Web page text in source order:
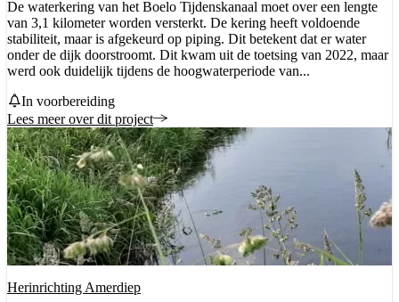
De waterkering van het Boelo Tijdenskanaal moet over een lengte
van 3,1 kilometer worden versterkt. De kering heeft voldoende
stabiliteit, maar is afgekeurd op piping. Dit betekent dat er water
onder de dijk doorstroomt. Dit kwam uit de toetsing van 2022, maar
werd ook duidelijk tijdens de hoogwaterperiode van...
Status
In voorbereiding
Lees meer over dit project
Herinrichting Amerdiep